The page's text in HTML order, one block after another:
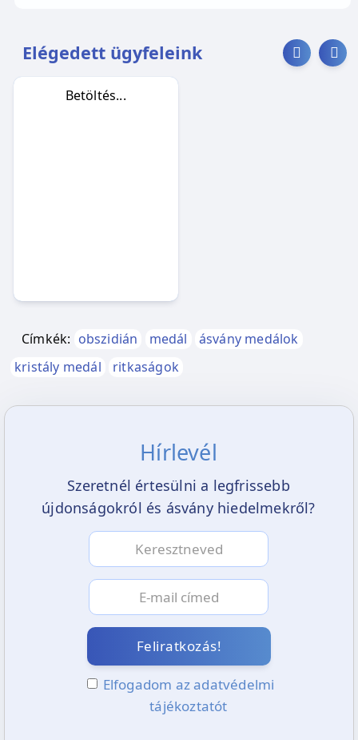
Elégedett ügyfeleink
Betöltés...
Címkék: obszidián medál
ásvány medálok
kristály medál
ritkaságok
Hírlevél
Szeretnél értesülni a legfrissebb
újdonságokról és ásvány hiedelmekről?
Feliratkozás!
Elfogadom az adatvédelmi
tájékoztatót